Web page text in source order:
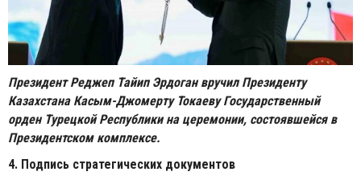
Президент Реджеп Тайип Эрдоган вручил Президенту
Казахстана Касым-Джомерту Токаеву Государственный
орден Турецкой Республики на церемонии, состоявшейся в
Президентском комплексе.
4. Подпись стратегических документов